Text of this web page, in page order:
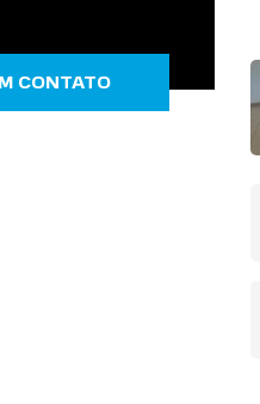
CONTATO